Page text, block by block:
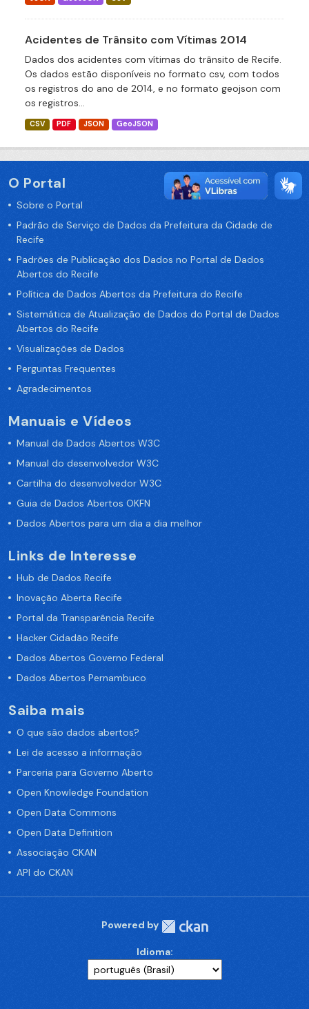
Acidentes de Trânsito com Vítimas 2014
Dados dos acidentes com vítimas do trânsito de Recife.
Os dados estão disponíveis no formato csv, com todos
os registros do ano de 2014, e no formato geojson com
os registros...
CSV PDF JSON GeoJSON
O Portal
Sobre o Portal
Padrão de Serviço de Dados da Prefeitura da Cidade de
Recife
Padrões de Publicação dos Dados no Portal de Dados
Abertos do Recife
Política de Dados Abertos da Prefeitura do Recife
Sistemática de Atualização de Dados do Portal de Dados
Abertos do Recife
Visualizações de Dados
Perguntas Frequentes
Agradecimentos
Manuais e Vídeos
Manual de Dados Abertos W3C
Manual do desenvolvedor W3C
Cartilha do desenvolvedor W3C
Guia de Dados Abertos OKFN
Dados Abertos para um dia a dia melhor
Links de Interesse
Hub de Dados Recife
Inovação Aberta Recife
Portal da Transparência Recife
Hacker Cidadão Recife
Dados Abertos Governo Federal
Dados Abertos Pernambuco
Saiba mais
O que são dados abertos?
Lei de acesso a informação
Parceria para Governo Aberto
Open Knowledge Foundation
Open Data Commons
Open Data Definition
Associação CKAN
API do CKAN
Powered by
Idioma